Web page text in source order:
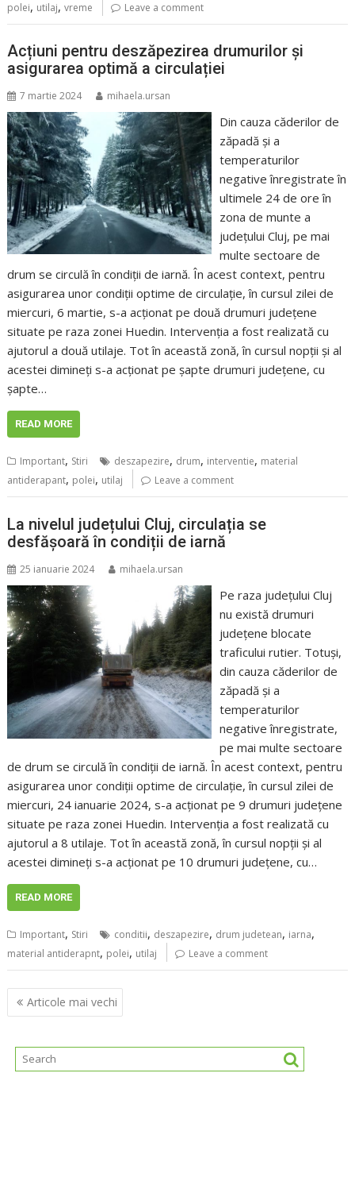
polei, utilaj,vreme Leave a comment
Acțiuni pentru deszăpezirea drumurilor și
asigurarea optimă a circulației
7 martie 2024 mihaela.ursan
Din cauza căderilor de
zăpadă și a
temperaturilor
negative înregistrate în
ultimele 24 de ore în
zona de munte a
județului Cluj, pe mai
multe sectoare de
drum se circulă în condiții de iarnă. În acest context, pentru
asigurarea unor condiţii optime de circulaţie, în cursul zilei de
miercuri, 6 martie, s-a acţionat pe două drumuri județene
situate pe raza zonei Huedin. Intervenția a fost realizată cu
ajutorul a două utilaje. Tot în această zonă, în cursul nopţii şi al
acestei dimineţi s-a acţionat pe șapte drumuri județene, cu
șapte…
READ MORE
Important, Stiri deszapezire, drum, interventie, material
antiderapant, polei, utilaj Leave a comment
La nivelul județului Cluj, circulația se
desfășoară în condiții de iarnă
25 ianuarie 2024 mihaela.ursan
Pe raza judeţului Cluj
nu există drumuri
judeţene blocate
traficului rutier. Totuși,
din cauza căderilor de
zăpadă și a
temperaturilor
negative înregistrate,
pe mai multe sectoare
de drum se circulă în condiții de iarnă. În acest context, pentru
asigurarea unor condiţii optime de circulaţie, în cursul zilei de
miercuri, 24 ianuarie 2024, s-a acţionat pe 9 drumuri județene
situate pe raza zonei Huedin. Intervenția a fost realizată cu
ajutorul a 8 utilaje. Tot în această zonă, în cursul nopţii şi al
acestei dimineţi s-a acţionat pe 10 drumuri județene, cu…
READ MORE
Important, Stiri conditii, deszapezire, drum judetean, iarna,
material antiderapnt, polei, utilaj Leave a comment
Navigare
în
Articole mai vechi